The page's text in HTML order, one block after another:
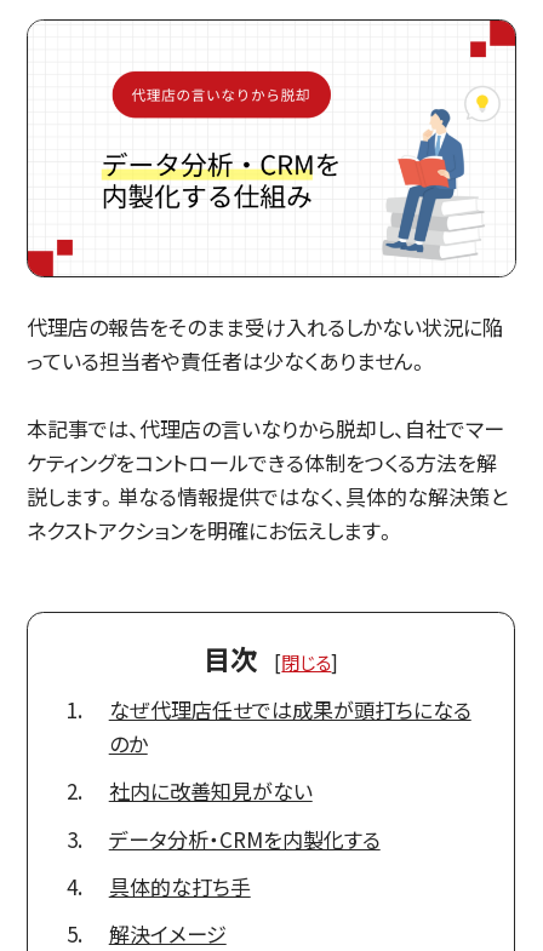
代理店の報告をそのまま受け入れるしかない状況に陥
っている担当者や責任者は少なくありません。
本記事では、代理店の言いなりから脱却し、自社でマー
ケティングをコントロールできる体制をつくる方法を解
説します。単なる情報提供ではなく、具体的な解決策と
ネクストアクションを明確にお伝えします。
目次 [閉じる]
なぜ代理店任せでは成果が頭打ちになる
のか
社内に改善知見がない
データ分析・CRMを内製化する
具体的な打ち手
解決イメージ